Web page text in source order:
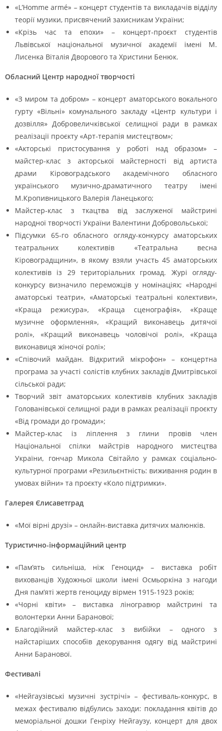
«L’Homme armé» – концерт студентів та викладачів відділу
теорії музики, присвячений захисникам України;
«Крізь час та епохи» – концерт-проєкт студентів
Львівської національної музичної академії імені М.
Лисенка Віталія Дворового та Христини Бенюк.
Обласний Центр народної творчості
«З миром та добром» – концерт аматорського вокального
гурту «Вільні» комунального закладу «Центр культури і
дозвілля» Добровеличківської селищної ради в рамках
реалізації проєкту «Арт-терапія мистецтвом»;
«Акторські пристосування у роботі над образом» –
майстер-клас з акторської майстерності від артиста
драми Кіровоградського академічного обласного
українського музично-драматичного театру імені
М.Кропивницького Валерія Ланецького;
Майстер-клас з ткацтва від заслуженої майстрині
народної творчості України Валентини Добровольської;
Підсумки 65-го обласного огляду-конкурсу аматорських
театральних колективів «Театральна весна
Кіровоградщини», в якому взяли участь 45 аматорських
колективів із 29 територіальних громад. Журі огляду-
конкурсу визначило переможців у номінаціях; «Народні
аматорські театри», «Аматорські театральні колективи»,
«Краща режисура», «Краща сценографія», «Краще
музичне оформлення», «Кращий виконавець дитячої
ролі», «Кращий виконавець чоловічої ролі», «Краща
виконавиця жіночої ролі»;
«Співочий майдан. Відкритий мікрофон» – концертна
програма за участі солістів клубних закладів Дмитрівської
сільської ради;
Творчий звіт аматорських колективів клубних закладів
Голованівської селищної ради в рамках реалізації проєкту
«Від громади до громади»;
Майстер-клас із ліплення з глини провів член
Національної спілки майстрів народного мистецтва
України, гончар Микола Світайло у рамках соціально-
культурної програми «Резильєнтність: виживання родин в
умовах війни» та проєкту «Коло підтримки».
Галерея Єлисаветград
«Мої вірні друзі» – онлайн-виставка дитячих малюнків.
Туристично-інформаційний центр
«Пам’ять сильніша, ніж Геноцид» – виставка робіт
вихованців Художньої школи імені Осмьоркіна з нагоди
Дня пам’яті жертв геноциду вірмен 1915-1923 років;
«Чорні квіти» – виставка ліногравюр майстрині та
волонтерки Анни Баранової;
Благодійний майстер-клас з вибійки – одного з
найстаріших способів декорування одягу від майстрині
Анни Баранової.
Фестивалі
«Нейгаузівські музичні зустрічі» – фестиваль-конкурс, в
межах фестивалю відбулись заходи: покладання квітів до
меморіальної дошки Генріху Нейгаузу, концерт для двох